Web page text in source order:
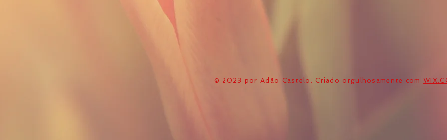
© 2023 por Adão Castelo. Criado orgulhosamente com